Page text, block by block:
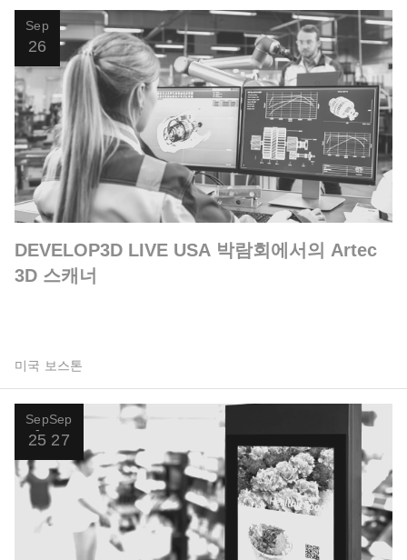
Sep
26
DEVELOP3D LIVE USA 박람회에서의 Artec
3D 스캐너
미국 보스톤
Sep
25
Sep
27